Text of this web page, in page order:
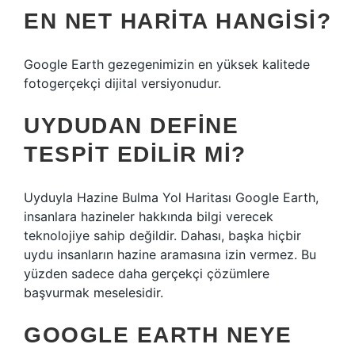
EN NET HARITA HANGISI?
Google Earth gezegenimizin en yüksek kalitede
fotogerçekçi dijital versiyonudur.
UYDUDAN DEFINE
TESPIT EDILIR MI?
Uyduyla Hazine Bulma Yol Haritası Google Earth,
insanlara hazineler hakkında bilgi verecek
teknolojiye sahip değildir. Dahası, başka hiçbir
uydu insanların hazine aramasına izin vermez. Bu
yüzden sadece daha gerçekçi çözümlere
başvurmak meselesidir.
GOOGLE EARTH NEYE